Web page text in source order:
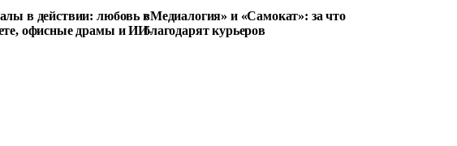
в действии: любовь в
офисные драмы и ИИ-
«Медиалогия» и «Самокат»: за что
благодарят курьеров